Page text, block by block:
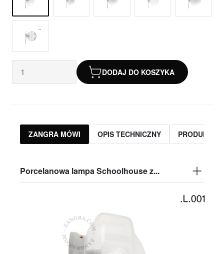
DODAJ DO KOSZYKA
ZANGRA MÓWI OPIS TECHNICZNY PRODUKTY
Porcelanowa lampa Schoolhouse z...